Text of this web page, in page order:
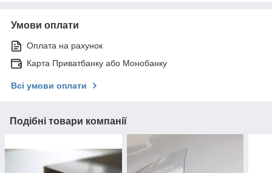
Умови оплати
Оплата на рахунок
Карта Приватбанку або Монобанку
Всі умови оплати
Подібні товари компанії